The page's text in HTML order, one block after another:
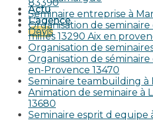
Actu
L’agence
Devis
83390
Seminaire entreprise à
Organisation de seminaire
milles 13290 Aix en
Organisation de
Organisation de
en-Provence 13470
Seminaire teambuilding à
Animation de seminaire à
13680
Seminaire esprit d equipe